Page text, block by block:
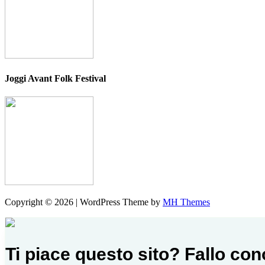
Joggi Avant Folk Festival
Copyright © 2026 | WordPress Theme by MH Themes
Ti piace questo sito? Fallo